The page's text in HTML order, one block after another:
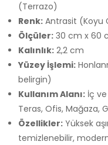
(Terrazo)
Renk: Antrasit (Koyu
Ölçüler: 30 cm x 60
Kalınlık: 2,2 cm
Yüzey İşlemi:
belirgin)
Kullanım Alanı: İç
Teras, Ofis, Mağaza,
Özellikler: Yüksek
temizlenebilir,